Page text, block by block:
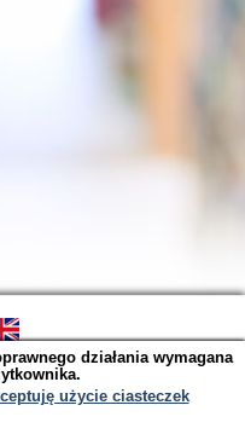
07-21)
s.
działania wymagana
użycie ciasteczek